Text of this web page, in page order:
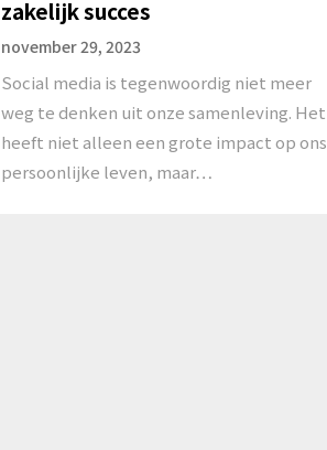
zakelijk succes
november 29, 2023
Social media is tegenwoordig niet meer
weg te denken uit onze samenleving. Het
heeft niet alleen een grote impact op ons
persoonlijke leven, maar…